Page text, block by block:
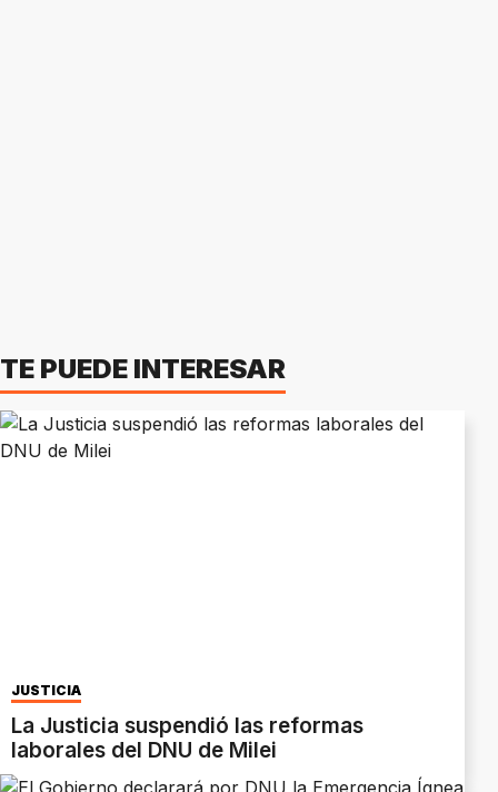
TE PUEDE INTERESAR
JUSTICIA
La Justicia suspendió las reformas
laborales del DNU de Milei